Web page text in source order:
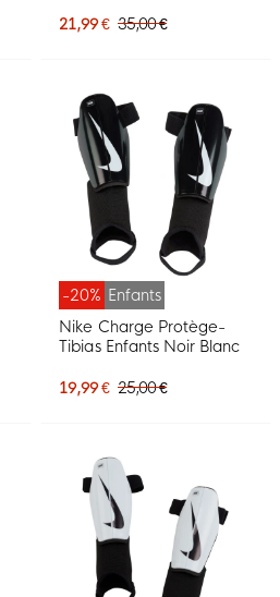
21,99 € 35,00 €
-20% Enfants
Nike Charge Protège-
Tibias Enfants Noir Blanc
19,99 € 25,00 €